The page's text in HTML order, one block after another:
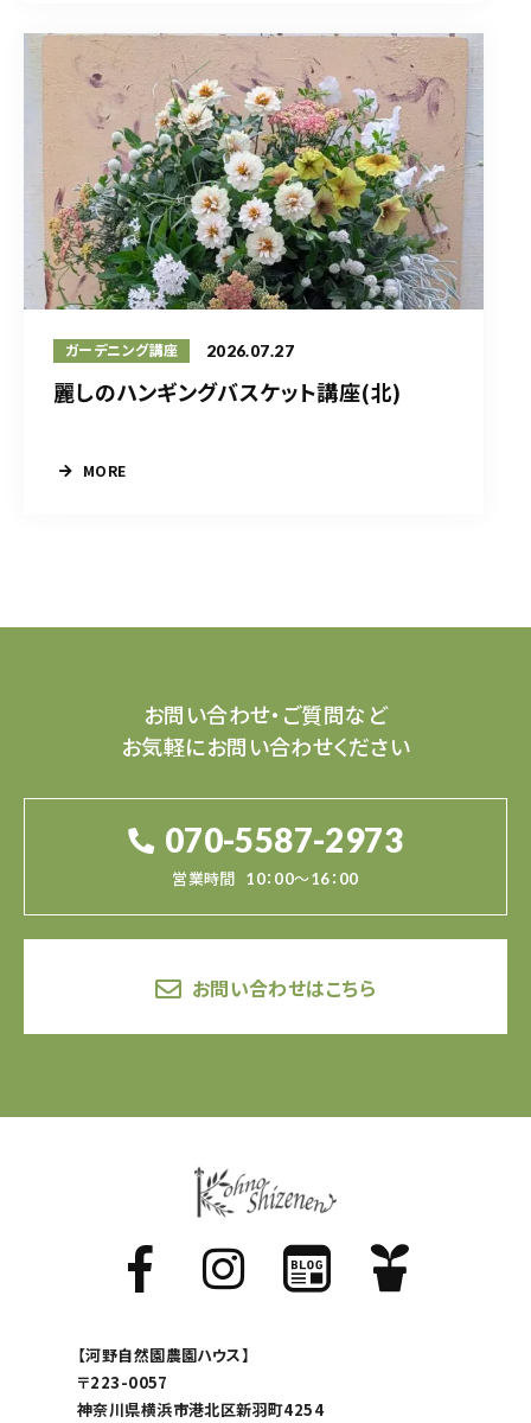
ガーデニング講座 2026.07.27
麗しのハンギングバスケット講座(北)
MORE
お問い合わせ・ご質問など
お気軽にお問い合わせください
070-5587-2973
営業時間 10：00～16：00
お問い合わせはこちら
【河野自然園農園ハウス】
〒223-0057
神奈川県横浜市港北区新羽町4254